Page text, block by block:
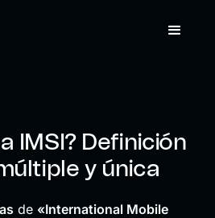
IMSI? Definición
y única
de «International Mobile